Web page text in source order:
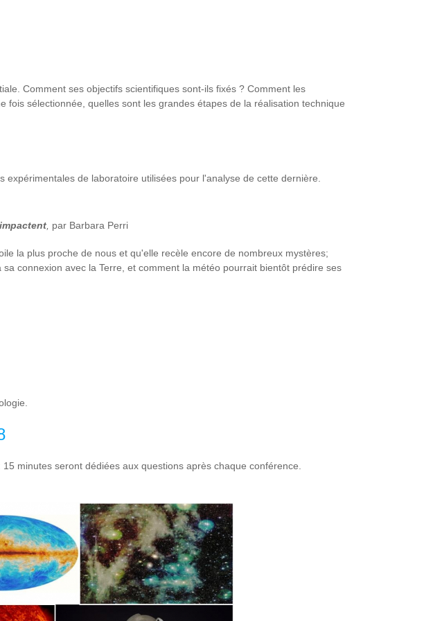
Comment ses objectifs scientifiques sont-ils fixés ? Comment les
sélectionnée, quelles sont les grandes étapes de la réalisation technique
de laboratoire utilisées pour l'analyse de cette dernière.
par Barbara Perri
la plus proche de nous et qu'elle recèle encore de nombreux mystères;
connexion avec la Terre, et comment la météo pourrait bientôt prédire ses
minutes seront dédiées aux questions après chaque conférence.